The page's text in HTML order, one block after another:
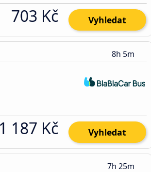
703 Kč Vyhledat
8h 5m
1 187 Kč Vyhledat
7h 25m